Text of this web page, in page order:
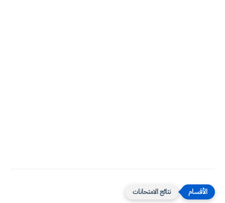
نتائج الامتحانات